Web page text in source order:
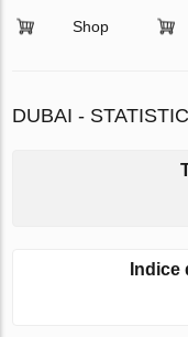
Shop
DUBAI -
Indice